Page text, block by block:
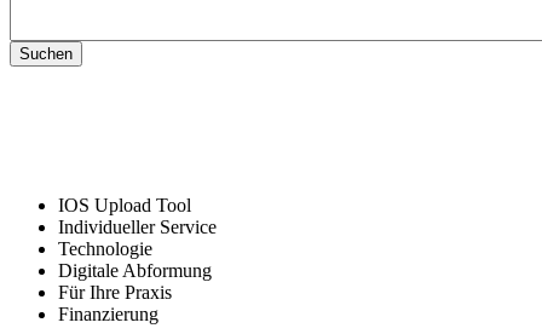
IOS Upload Tool
Individueller Service
Technologie
Digitale Abformung
Für Ihre Praxis
Finanzierung